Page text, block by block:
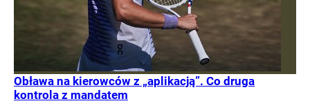
Obława na kierowców z „aplikacją”. Co druga
kontrola z mandatem